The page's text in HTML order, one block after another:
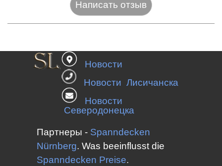
Оценка:*
Новости
Новости Лисичанска
Новости
Северодонецка
Партнеры - Spanndecken
Nürnberg. Was beeinflusst die
Spanndecken Preise.